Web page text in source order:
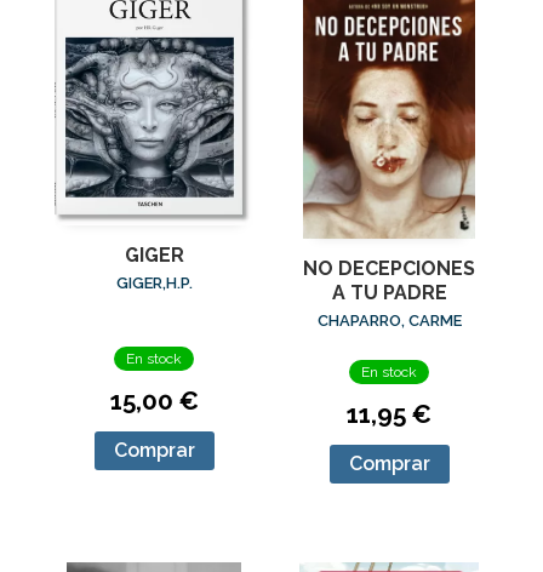
GIGER
GIGER,H.P.
En stock
15,00 €
Comprar
NO DECEPCIONES
A TU PADRE
CHAPARRO, CARME
En stock
11,95 €
Comprar